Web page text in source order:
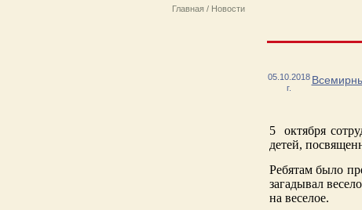
Главная / Новости
05.10.2018
г.
5
октября
детей,
Ребятам было
загадывал
на веселое.